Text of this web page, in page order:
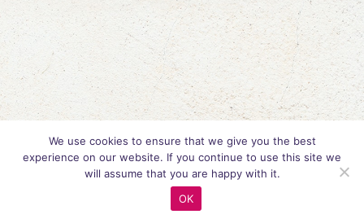
We use cookies to ensure that we give you the best
experience on our website. If you continue to use this site we
will assume that you are happy with it.
OK